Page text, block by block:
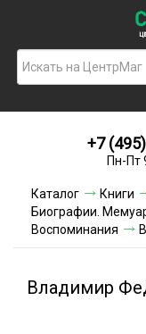
+7
Пн-Пт
Каталог Книги
Биографии.
Воспоминания
Владимир